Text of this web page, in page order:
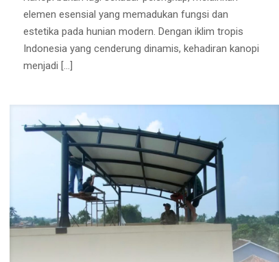
elemen esensial yang memadukan fungsi dan
estetika pada hunian modern. Dengan iklim tropis
Indonesia yang cenderung dinamis, kehadiran kanopi
menjadi […]